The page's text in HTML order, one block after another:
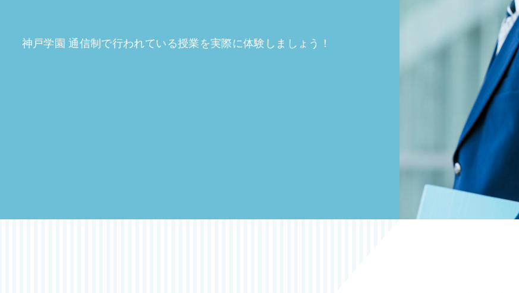
神戸学園 通信制で行われている授業を実際に体験しましょう！